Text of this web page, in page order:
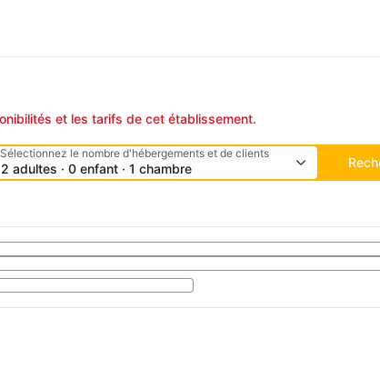
et les tarifs de cet établissement.
Sélectionnez le nombre d'hébergements et de clients
2 adultes · 0 enfant · 1 chambre